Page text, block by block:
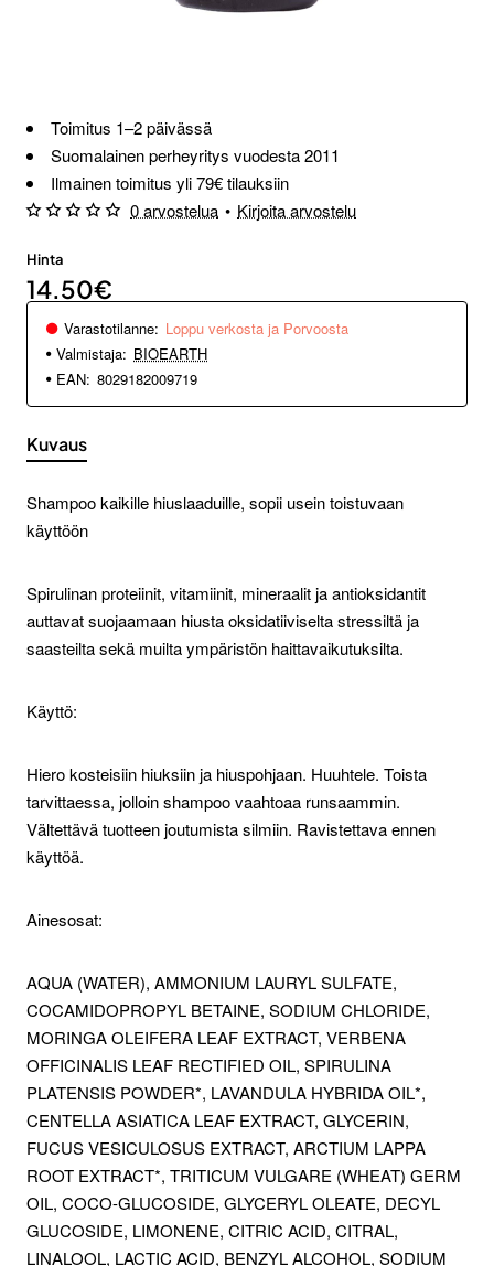
Toimitus 1–2 päivässä
Suomalainen perheyritys vuodesta 2011
Ilmainen toimitus yli 79€ tilauksiin
0 arvostelua • Kirjoita arvostelu
Hinta
14.50€
Varastotilanne: Loppu verkosta ja Porvoosta
Valmistaja: BIOEARTH
EAN: 8029182009719
Kuvaus
Shampoo kaikille hiuslaaduille, sopii usein toistuvaan
käyttöön
Spirulinan proteiinit, vitamiinit, mineraalit ja antioksidantit
auttavat suojaamaan hiusta oksidatiiviselta stressiltä ja
saasteilta sekä muilta ympäristön haittavaikutuksilta.
Käyttö:
Hiero kosteisiin hiuksiin ja hiuspohjaan. Huuhtele. Toista
tarvittaessa, jolloin shampoo vaahtoaa runsaammin.
Vältettävä tuotteen joutumista silmiin. Ravistettava ennen
käyttöä.
Ainesosat:
AQUA (WATER), AMMONIUM LAURYL SULFATE,
COCAMIDOPROPYL BETAINE, SODIUM CHLORIDE,
MORINGA OLEIFERA LEAF EXTRACT, VERBENA
OFFICINALIS LEAF RECTIFIED OIL, SPIRULINA
PLATENSIS POWDER*, LAVANDULA HYBRIDA OIL*,
CENTELLA ASIATICA LEAF EXTRACT, GLYCERIN,
FUCUS VESICULOSUS EXTRACT, ARCTIUM LAPPA
ROOT EXTRACT*, TRITICUM VULGARE (WHEAT) GERM
OIL, COCO-GLUCOSIDE, GLYCERYL OLEATE, DECYL
GLUCOSIDE, LIMONENE, CITRIC ACID, CITRAL,
LINALOOL, LACTIC ACID, BENZYL ALCOHOL, SODIUM